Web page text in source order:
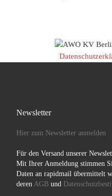
Newsletter
Hier zum Newsletter anmelden
Für den Versand unserer
Mit Ihrer Anmeldung stimmen
Daten an rapidmail übermittelt
deren AGBund